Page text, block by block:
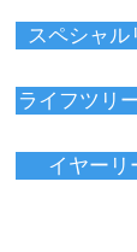
スペシャル
ライフツリ
イヤーリ